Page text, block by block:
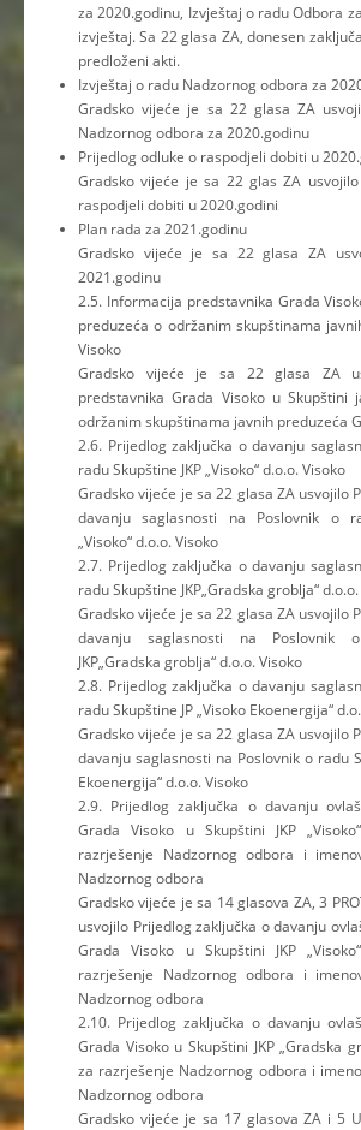
za 2020.godinu, Izvještaj o radu Odbora
izvještaj. Sa 22 glasa ZA, donesen
predloženi akti.
Izvještaj o radu Nadzornog odbora za
Gradsko vijeće je sa 22 glasa ZA
Nadzornog odbora za 2020.godinu
Prijedlog odluke o raspodjeli dobiti u
Gradsko vijeće je sa 22 glas ZA
raspodjeli dobiti u 2020.godini
Plan rada za 2021.godinu
Gradsko vijeće je sa 22 glasa ZA
2021.godinu
2.5. Informacija predstavnika Grada
preduzeća o održanim skupštinama
Visoko
Gradsko vijeće je sa 22 glasa ZA
predstavnika Grada Visoko u Skupštini
održanim skupštinama javnih preduzeća
2.6. Prijedlog zaključka o davanju
radu Skupštine JKP „Visoko“ d.o.o. Visoko
Gradsko vijeće je sa 22 glasa ZA usvojilo
davanju saglasnosti na Poslovnik o
„Visoko“ d.o.o. Visoko
2.7. Prijedlog zaključka o davanju
radu Skupštine JKP„Gradska groblja“
Gradsko vijeće je sa 22 glasa ZA usvojilo
davanju saglasnosti na Poslovnik
JKP„Gradska groblja“ d.o.o. Visoko
2.8. Prijedlog zaključka o davanju
radu Skupštine JP „Visoko Ekoenergija“
Gradsko vijeće je sa 22 glasa ZA usvojilo
davanju saglasnosti na Poslovnik o radu
Ekoenergija“ d.o.o. Visoko
2.9. Prijedlog zaključka o davanju
Grada Visoko u Skupštini JKP
razrješenje Nadzornog odbora i
Nadzornog odbora
Gradsko vijeće je sa 14 glasova ZA, 3
usvojilo Prijedlog zaključka o davanju
Grada Visoko u Skupštini JKP
razrješenje Nadzornog odbora i
Nadzornog odbora
2.10. Prijedlog zaključka o davanju
Grada Visoko u Skupštini JKP „Gradska
za razrješenje Nadzornog odbora i
Nadzornog odbora
Gradsko vijeće je sa 17 glasova ZA i 5